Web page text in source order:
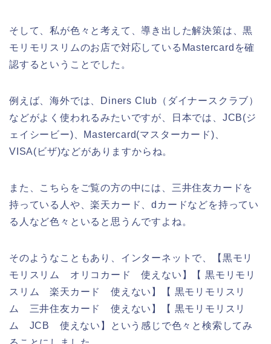
そして、私が色々と考えて、導き出した解決策は、黒
モリモリスリムのお店で対応しているMastercardを確
認するということでした。
例えば、海外では、Diners Club（ダイナースクラブ）
などがよく使われるみたいですが、日本では、JCB(ジ
ェイシービー)、Mastercard(マスターカード)、
VISA(ビザ)などがありますからね。
また、こちらをご覧の方の中には、三井住友カードを
持っている人や、楽天カード、dカードなどを持ってい
る人など色々といると思うんですよね。
そのようなこともあり、インターネットで、【黒モリ
モリスリム オリコカード 使えない】【 黒モリモリ
スリム 楽天カード 使えない】【 黒モリモリスリ
ム 三井住友カード 使えない】【 黒モリモリスリ
ム JCB 使えない】という感じで色々と検索してみ